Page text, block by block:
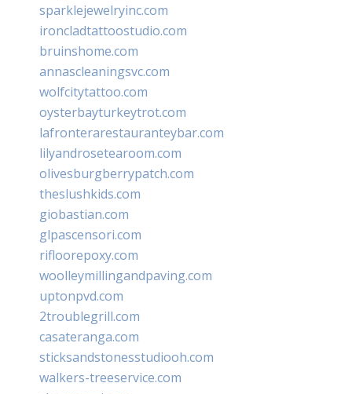
sparklejewelryinc.com
ironcladtattoostudio.com
bruinshome.com
annascleaningsvc.com
wolfcitytattoo.com
oysterbayturkeytrot.com
lafronterarestauranteybar.com
lilyandrosetearoom.com
olivesburgberrypatch.com
theslushkids.com
giobastian.com
glpascensori.com
rifloorepoxy.com
woolleymillingandpaving.com
uptonpvd.com
2troublegrill.com
casateranga.com
sticksandstonesstudiooh.com
walkers-treeservice.com